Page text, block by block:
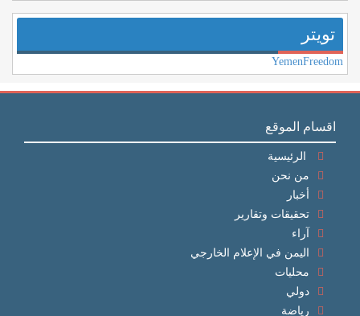
تويتر
YemenFreedom
اقسام الموقع
الرئيسية
من نحن
أخبار
تحقيقات وتقارير
آراء
اليمن في الإعلام الخارجي
محليات
دولي
رياضة